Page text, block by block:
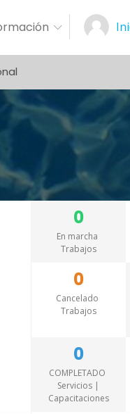
0
En marcha
Trabajos
0
Cancelado
Trabajos
0
COMPLETADO
Servicios |
Capacitaciones